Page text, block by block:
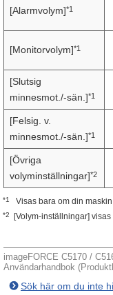
[Alarmvolym]*1
[Monitorvolym]*1
[Slutsig
minnesmot./-sän.]*1
[Felsig. v.
minnesmot./-sän.]*1
[Övriga
volyminställningar]*2
*1 Visas bara om din
*2 [Volym-inställningar]
imageFORCE C5170 /
Användarhandbok
Sök här om du inte